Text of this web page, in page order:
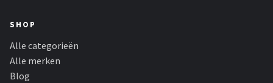
SHOP
Alle categorieën
Alle merken
Blog